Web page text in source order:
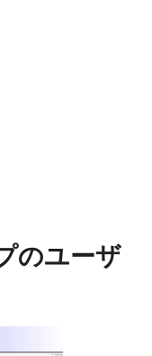
のユーザ